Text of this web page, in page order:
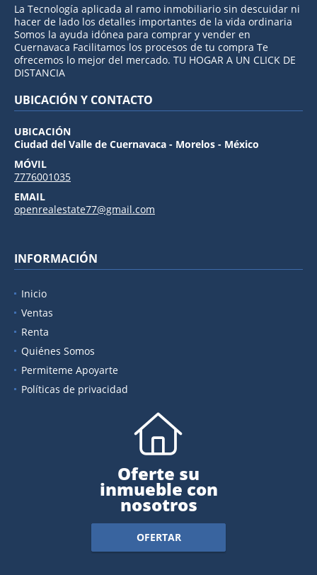
La Tecnología aplicada al ramo inmobiliario sin descuidar ni
hacer de lado los detalles importantes de la vida ordinaria
Somos la ayuda idónea para comprar y vender en
Cuernavaca Facilitamos los procesos de tu compra Te
ofrecemos lo mejor del mercado. TU HOGAR A UN CLICK DE
DISTANCIA
UBICACIÓN Y CONTACTO
UBICACIÓN
Ciudad del Valle de Cuernavaca - Morelos - México
MÓVIL
7776001035
EMAIL
openrealestate77@gmail.com
INFORMACIÓN
Inicio
Ventas
Renta
Quiénes Somos
Permiteme Apoyarte
Políticas de privacidad
Oferte su
inmueble con
nosotros
OFERTAR